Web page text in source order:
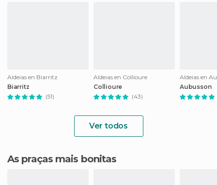
Aldeias en Biarritz
Biarritz
(51)
Aldeias en Collioure
Collioure
(43)
Aldeias en
Aubusson
Ver todos
As praças mais bonitas